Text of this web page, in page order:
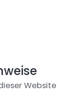
Website